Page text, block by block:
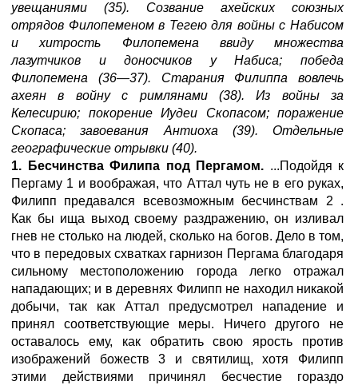
увещаниями (35). Созвание ахейских союзных
отрядов Филопеменом в Тегею для войны с Набисом
и хитрость Филопемена ввиду множества
лазутчиков и доносчиков у Набиса; победа
Филопемена (36—37). Старания Филиппа вовлечь
ахеян в войну с римлянами (38). Из войны за
Келесирию; покорение Иудеи Скопасом; поражение
Скопаса; завоевания Антиоха (39). Отдельные
географические отрывки (40).
1. Бесчинства Филипа под Пергамом. ...Подойдя к
Пергаму 1 и воображая, что Аттал чуть не в его руках,
Филипп предавался всевозможным бесчинствам 2 .
Как бы ища выход своему раздражению, он изливал
гнев не столько на людей, сколько на богов. Дело в том,
что в передовых схватках гарнизон Пергама благодаря
сильному местоположению города легко отражал
нападающих; и в деревнях Филипп не находил никакой
добычи, так как Аттал предусмотрел нападение и
принял соответствующие меры. Ничего другого не
оставалось ему, как обратить свою ярость против
изображений божеств 3 и святилищ, хотя Филипп
этими действиями причинял бесчестие гораздо